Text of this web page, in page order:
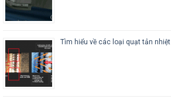
Tìm hiểu về các loại quạt tản nhiệt